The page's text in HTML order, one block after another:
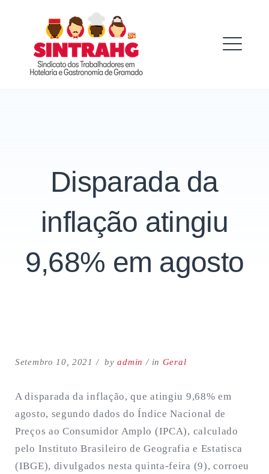
SINTRAHG
Search
for:
SEARCH
Disparada da
inflação atingiu
9,68% em agosto
Setembro 10, 2021 byadmin in Geral
A disparada da inflação, que atingiu 9,68% em
agosto, segundo dados do Índice Nacional de
Preços ao Consumidor Amplo (IPCA), calculado
pelo Instituto Brasileiro de Geografia e Estatisca
(IBGE), divulgados nesta quinta-feira (9), corroeu